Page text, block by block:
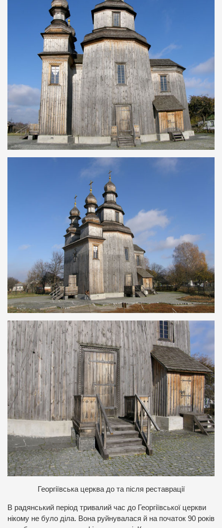
Георгіївська церква до та після реставрації
В радянський період тривалий час до Георгіївської церкви
нікому не було діла. Вона руйнувалася й на початок 90 років